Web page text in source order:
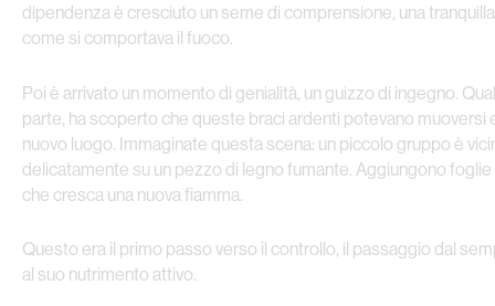
dipendenza è cresciuto un seme di comprensione, una
come si comportava il fuoco.
Poi è arrivato un momento di genialità, un guizzo di ingegno.
parte, ha scoperto che queste braci ardenti potevano muoversi
nuovo luogo. Immaginate questa scena: un piccolo gruppo è
delicatamente su un pezzo di legno fumante. Aggiungono
che cresca una nuova fiamma.
Questo era il primo passo verso il controllo, il passaggio dal
al suo nutrimento attivo.